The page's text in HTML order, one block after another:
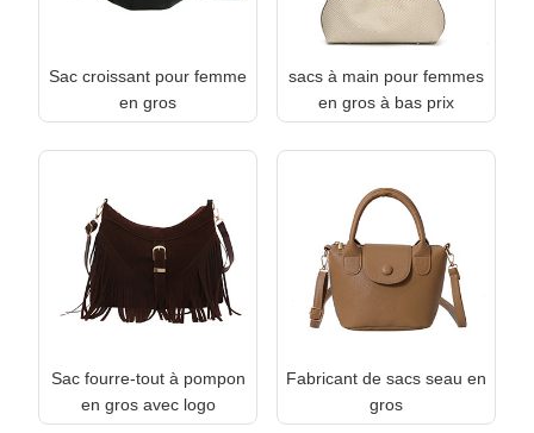
Sac croissant pour femme
en gros
sacs à main pour femmes
en gros à bas prix
Sac fourre-tout à pompon
en gros avec logo
Fabricant de sacs seau en
gros